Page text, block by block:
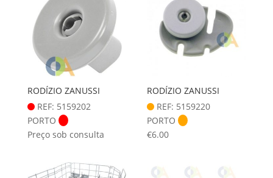
RODÍZIO ZANUSSI
REF: 5159202
PORTO
Preço sob consulta
RODÍZIO ZANUSSI
REF: 5159220
PORTO
€6.00